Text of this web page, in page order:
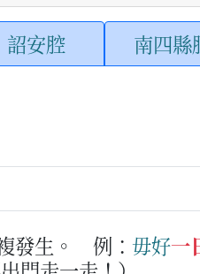
詔安腔 南四縣
發生。 例： 毋好一